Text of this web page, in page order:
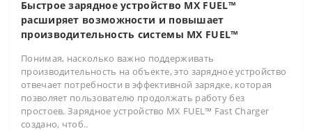
Быстрое зарядное устройство MX FUEL™
расширяет возможности и повышает
производительность системы MX FUEL™
Понимая, насколько важно поддерживать
производительность на объекте, это зарядное устройство
отвечает потребности в эффективной зарядке, которая
позволяет пользователю продолжать работу без
простоев. Зарядное устройство MX FUEL™ Fast Charger
создано, чтоб..